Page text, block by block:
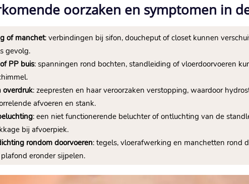
oorzaken en symptomen in
of manchet: verbindingen bij sifon, doucheput of closet kunnen
gevolg.​
PP buis: spanningen rond bochten, standleiding of vloerdoorvoeren
overdruk: zeepresten en haar veroorzaken verstopping, waardoor
afvoeren en stank.​
: een niet functionerende beluchter of ontluchting van de
bij afvoerpiek.​
rondom doorvoeren: tegels, vloerafwerking en manchetten rond
eronder sijpelen.​